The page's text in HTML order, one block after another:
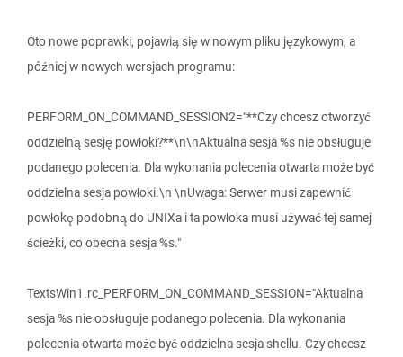
Oto nowe poprawki, pojawią się w nowym pliku językowym, a
później w nowych wersjach programu:
PERFORM_ON_COMMAND_SESSION2="**Czy chcesz otworzyć
oddzielną sesję powłoki?**\n\nAktualna sesja %s nie obsługuje
podanego polecenia. Dla wykonania polecenia otwarta może być
oddzielna sesja powłoki.\n \nUwaga: Serwer musi zapewnić
powłokę podobną do UNIXa i ta powłoka musi używać tej samej
ścieżki, co obecna sesja %s."
TextsWin1.rc_PERFORM_ON_COMMAND_SESSION="Aktualna
sesja %s nie obsługuje podanego polecenia. Dla wykonania
polecenia otwarta może być oddzielna sesja shellu. Czy chcesz